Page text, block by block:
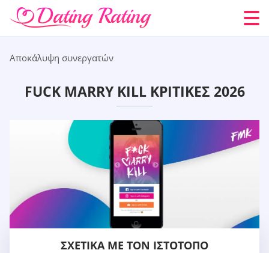
Αποκάλυψη συνεργατών
FUCK MARRY KILL ΚΡΙΤΙΚΈΣ 2026
ΣΧΕΤΙΚΆ ΜΕ ΤΟΝ ΙΣΤΌΤΟΠΟ